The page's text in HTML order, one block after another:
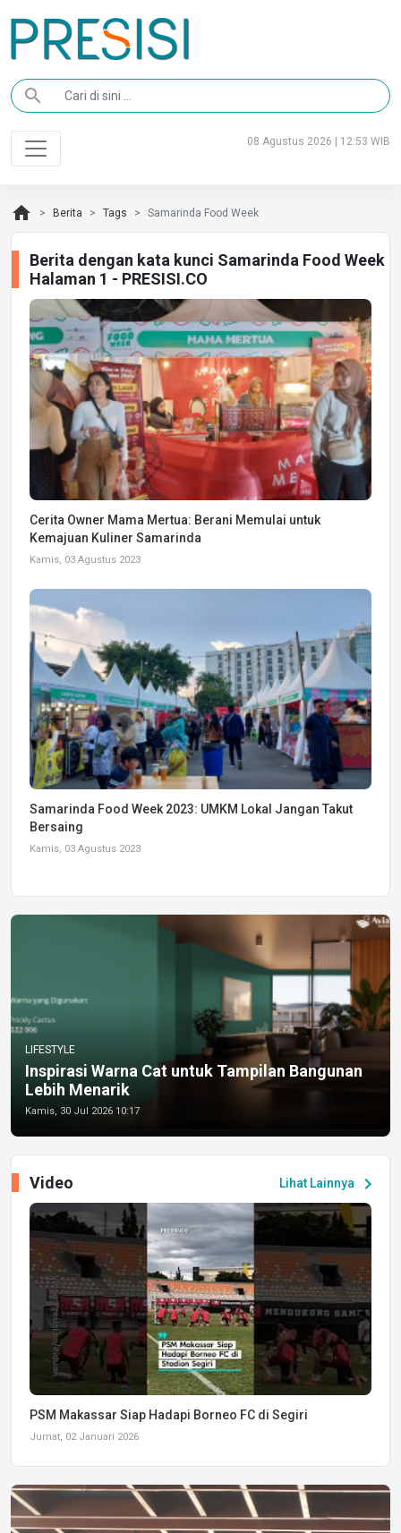
search
08 Agustus 2026 | 12:53 WIB
home Berita Tags Samarinda Food Week
Berita dengan kata kunci Samarinda Food Week
Halaman 1 - PRESISI.CO
Cerita Owner Mama Mertua: Berani Memulai untuk
Kemajuan Kuliner Samarinda
Kamis, 03 Agustus 2023
Samarinda Food Week 2023: UMKM Lokal Jangan Takut
Bersaing
Kamis, 03 Agustus 2023
LIFESTYLE
Inspirasi Warna Cat untuk Tampilan Bangunan
Lebih Menarik
Kamis, 30 Jul 2026 10:17
Lihat Lainnya chevron_right
Video
PSM Makassar Siap Hadapi Borneo FC di Segiri
Jumat, 02 Januari 2026